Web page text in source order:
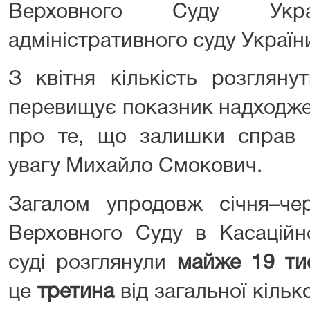
Верховного Суду
адміністративного суду
З квітня кількість
перевищує показник
про те, що залишки справ
увагу Михайло Смокович.
Загалом упродовж
Верховного Суду в
суді розглянули
майже 19
це третина від загальної